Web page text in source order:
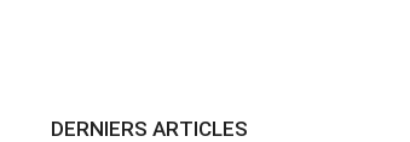
DERNIERS ARTICLES